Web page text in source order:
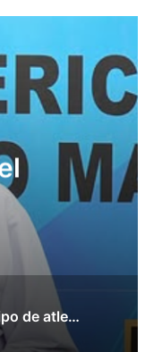
con
El equipo de atletismo cerró su actuación con 11 medallas en Panamá 2026